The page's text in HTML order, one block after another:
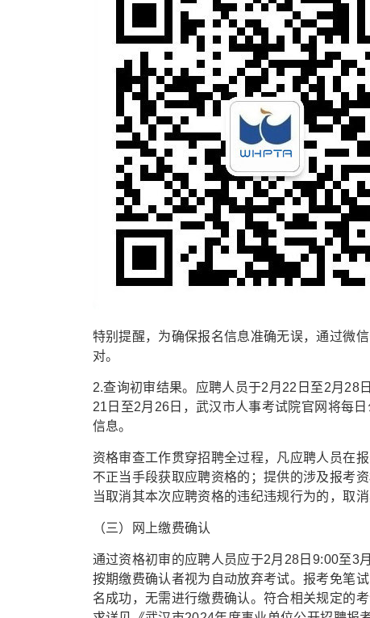
特别提醒，为确保报名信息准确无误，通过微
对。
2.查询初审结果。应聘人员于2月22日至2月28
21日至2月26日，武汉市人事考试院官网将每
信息。
资格审查工作贯穿招聘全过程，凡应聘人员在
不正当手段获取应聘资格的；提供的涉及报考
当取消其本次应聘资格的违纪违规行为的，取
（三）网上缴费确认
通过资格初审的应聘人员应于2月28日9:00至3
按期缴费确认者视为自动放弃考试。报考免笔
名成功，无需进行缴费确认。符合相关规定的